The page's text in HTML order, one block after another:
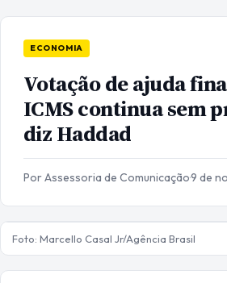
ECONOMIA
Votação de ajuda
ICMS continua sem
diz Haddad
Por Assessoria de Comunicação·9 de
Foto: Marcello Casal Jr/Agência Brasil